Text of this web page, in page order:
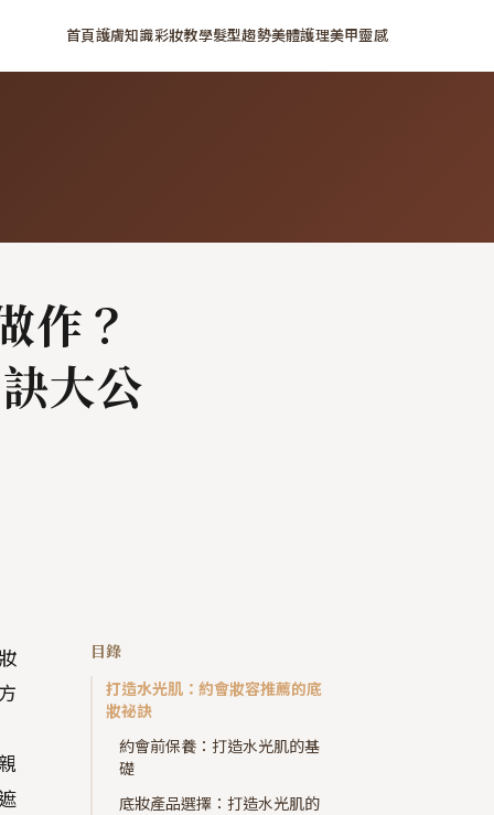
首頁護膚知識彩妝教學髮型趨勢美體護理美甲靈感
作？
大公
目錄
打造水光肌：約會妝容推薦的底
妝祕訣
約會前保養：打造水光肌的基
礎
底妝產品選擇：打造水光肌的